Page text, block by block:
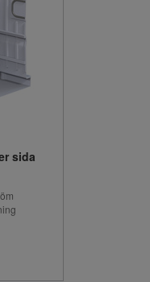
sida